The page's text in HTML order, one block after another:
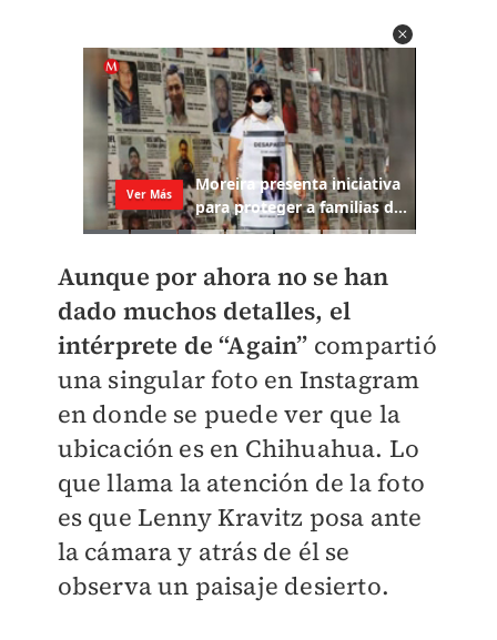
Aunque por ahora no se han
dado muchos detalles, el
intérprete de “Again” compartió
una singular foto en Instagram
en donde se puede ver que la
ubicación es en Chihuahua. Lo
que llama la atención de la foto
es que Lenny Kravitz posa ante
la cámara y atrás de él se
observa un paisaje desierto.